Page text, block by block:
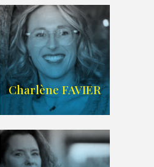
WIKIPEDIA
Charlène FAVIER